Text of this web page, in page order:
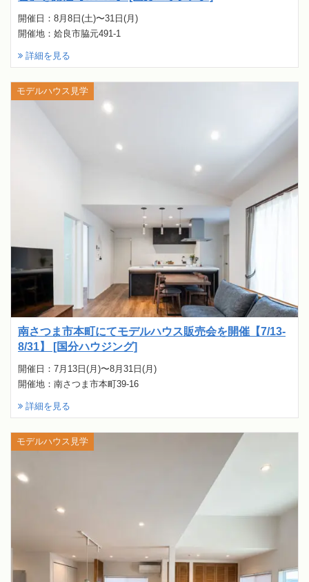
開催日：8月8日(土)〜31日(月)
開催地：姶良市脇元491-1
詳細を見る
南さつま市本町にてモデルハウス販売会を開催【7/13-
8/31】 [国分ハウジング]
開催日：7月13日(月)〜8月31日(月)
開催地：南さつま市本町39-16
詳細を見る
モデルハウス見学
モデルハウス見学